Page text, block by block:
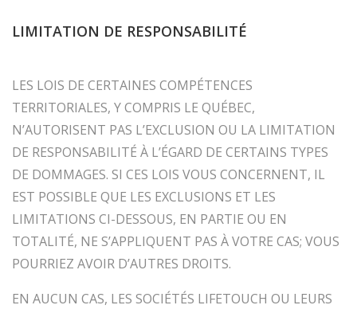
LIMITATION DE RESPONSABILITÉ
LES LOIS DE CERTAINES COMPÉTENCES
TERRITORIALES, Y COMPRIS LE QUÉBEC,
N’AUTORISENT PAS L’EXCLUSION OU LA LIMITATION
DE RESPONSABILITÉ À L’ÉGARD DE CERTAINS TYPES
DE DOMMAGES. SI CES LOIS VOUS CONCERNENT, IL
EST POSSIBLE QUE LES EXCLUSIONS ET LES
LIMITATIONS CI-DESSOUS, EN PARTIE OU EN
TOTALITÉ, NE S’APPLIQUENT PAS À VOTRE CAS; VOUS
POURRIEZ AVOIR D’AUTRES DROITS.
EN AUCUN CAS, LES SOCIÉTÉS LIFETOUCH OU LEURS